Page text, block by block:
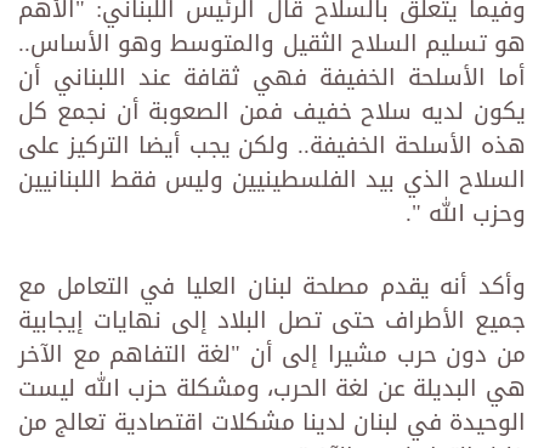
وفيما يتعلق بالسلاح قال الرئيس اللبناني: "الأهم
هو تسليم السلاح الثقيل والمتوسط وهو الأساس..
أما الأسلحة الخفيفة فهي ثقافة عند اللبناني أن
يكون لديه سلاح خفيف فمن الصعوبة أن نجمع كل
هذه الأسلحة الخفيفة.. ولكن يجب أيضا التركيز على
السلاح الذي بيد الفلسطينيين وليس فقط اللبنانيين
وحزب الله ".
وأكد أنه يقدم مصلحة لبنان العليا في التعامل مع
جميع الأطراف حتى تصل البلاد إلى نهايات إيجابية
من دون حرب مشيرا إلى أن "لغة التفاهم مع الآخر
هي البديلة عن لغة الحرب، ومشكلة حزب الله ليست
الوحيدة في لبنان لدينا مشكلات اقتصادية تعالج من